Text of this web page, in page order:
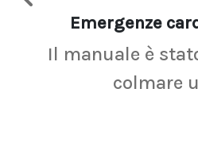
Emergenze
Il manuale è
colmare